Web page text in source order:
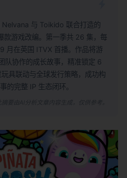
Nelvana 与 Toikido 联合打造的
款游戏改编。第一季共 26 集，每
月在英国 ITVX 首播。作品将游
队协作的成长故事，精准锁定 6
具联动与全球发行策略，成功构
的完整 IP 生态闭环。